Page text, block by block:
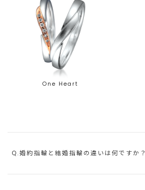
One Heart
Q.婚約指輪と結婚指輪の違いは何ですか？